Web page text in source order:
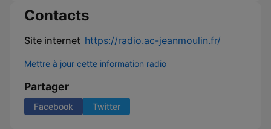
Contacts
Site internet https://radio.ac-jeanmoulin.fr/
Mettre à jour cette information radio
Partager
Facebook Twitter